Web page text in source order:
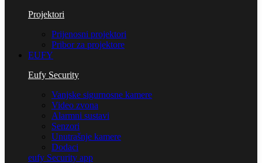
Projektori
Prijenosni projektori
Pribor za projektore
EUFY
Eufy Security
Vanjske sigurnosne kamere
Video zvona
Alarmni sustavi
Senzori
Unutrašnje kamere
Dodaci
eufy Security app